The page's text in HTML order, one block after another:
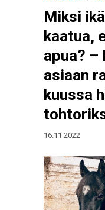
Miksi
kaatua,
apua? –
asiaan
kuussa
16.11.2022